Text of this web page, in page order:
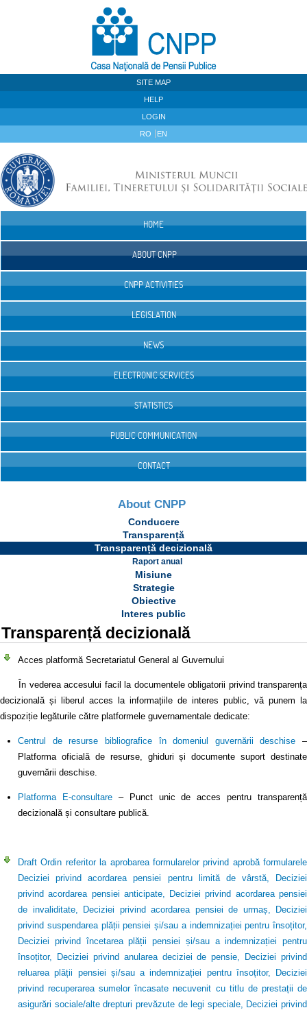
SITE MAP
HELP
LOGIN
RO EN
HOME
ABOUT CNPP
CNPP ACTIVITIES
LEGISLATION
NEWS
ELECTRONIC SERVICES
STATISTICS
PUBLIC COMMUNICATION
CONTACT
About CNPP
Conducere
Transparență
Transparență decizională
Raport anual
Misiune
Strategie
Obiective
Interes public
Transparență decizională
Acces platformă Secretariatul General al Guvernului
În vederea accesului facil la documentele obligatorii privind transparența
decizională și liberul acces la informațiile de interes public, vă punem la
dispoziție legăturile către platformele guvernamentale dedicate:
Centrul de resurse bibliografice în domeniul guvernării deschise –
Platforma oficială de resurse, ghiduri și documente suport destinate
guvernării deschise.
Platforma E-consultare– Punct unic de acces pentru transparență
decizională și consultare publică.
Draft Ordin referitor la aprobarea formularelor privind aprobă formularele
Deciziei privind acordarea pensiei pentru limită de vârstă, Deciziei
privind acordarea pensiei anticipate, Deciziei privind acordarea pensiei
de invaliditate, Deciziei privind acordarea pensiei de urmaș, Deciziei
privind suspendarea plății pensiei și/sau a indemnizației pentru însoțitor,
Deciziei privind încetarea plății pensiei și/sau a indemnizației pentru
însoțitor, Deciziei privind anularea deciziei de pensie, Deciziei privind
reluarea plății pensiei și/sau a indemnizației pentru însoțitor, Deciziei
privind recuperarea sumelor încasate necuvenit cu titlu de prestații de
asigurări sociale/alte drepturi prevăzute de legi speciale, Deciziei privind